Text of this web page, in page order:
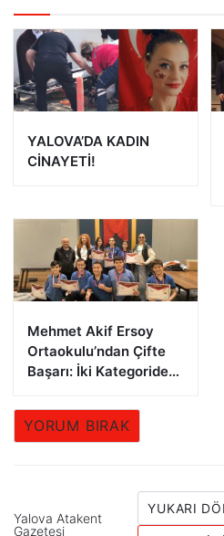
YALOVA’DA KADIN
CİNAYETİ!
Mehmet Akif Ersoy
Ortaokulu’ndan Çifte
Başarı: İki Kategoride
YORUM BIRAK
Yalova Atakent
Gazetesi
YUKARI